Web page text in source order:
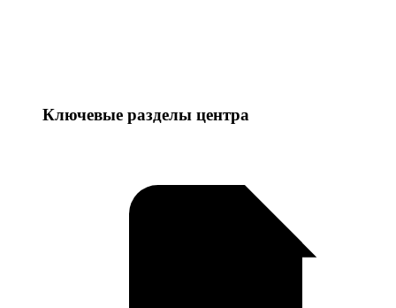
Ключевые разделы центра